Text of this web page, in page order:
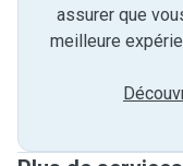
assurer que
meilleure